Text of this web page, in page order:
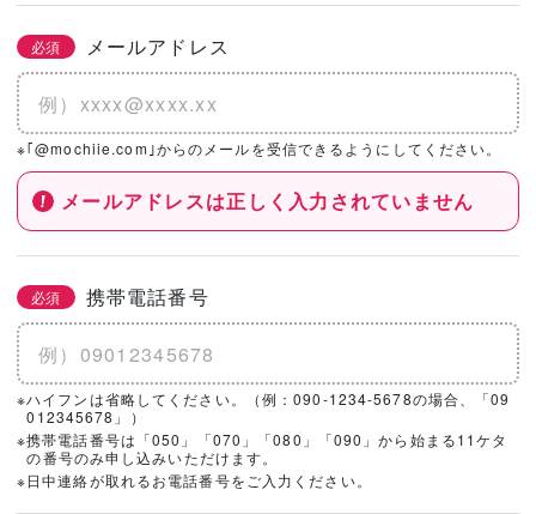
必須 メールアドレス
※｢@mochiie.com｣からのメールを受信できるようにしてください。
メールアドレスは正しく入力されていません
必須 携帯電話番号
※ハイフンは省略してください。（例：090-1234-5678の場合、「09
012345678」）
※携帯電話番号は「050」「070」「080」「090」から始まる11ケタ
の番号のみ申し込みいただけます。
※日中連絡が取れるお電話番号をご入力ください。